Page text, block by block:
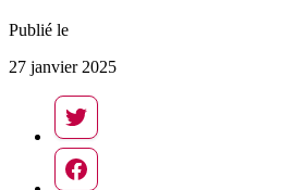
Publié le
27 janvier 2025